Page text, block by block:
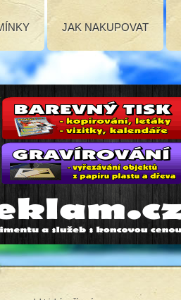
JAK NAKUPOVAT